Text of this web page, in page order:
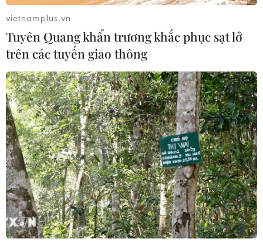
vietnamplus.vn
Tuyên Quang khẩn trương khắc phục sạt lở
trên các tuyến giao thông